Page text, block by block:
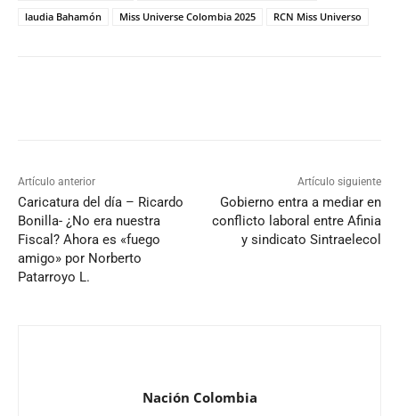
laudia Bahamón
Miss Universe Colombia 2025 RCN Miss Universo
Artículo anterior
Caricatura del día – Ricardo
Bonilla- ¿No era nuestra
Fiscal? Ahora es «fuego
amigo» por Norberto
Patarroyo L.
Artículo siguiente
Gobierno entra a mediar en
conflicto laboral entre Afinia
y sindicato Sintraelecol
Nación Colombia